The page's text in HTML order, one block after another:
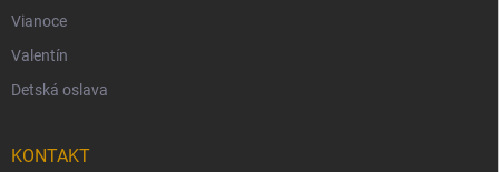
Vianoce
Valentín
Detská oslava
KONTAKT